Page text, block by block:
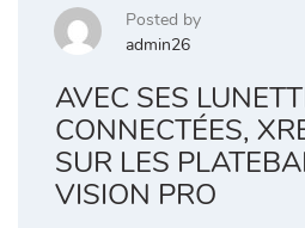
Posted by
admin26
AVEC SES
CONNECTÉES,
SUR LES
VISION PRO